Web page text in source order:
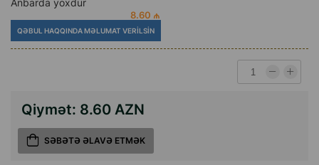
Anbarda yoxdur
8.60 ₼
QƏBUL HAQQINDA MƏLUMAT VERILSIN
Qiymət: 8.60 AZN
SƏBƏTƏ ƏLAVƏ ETMƏK